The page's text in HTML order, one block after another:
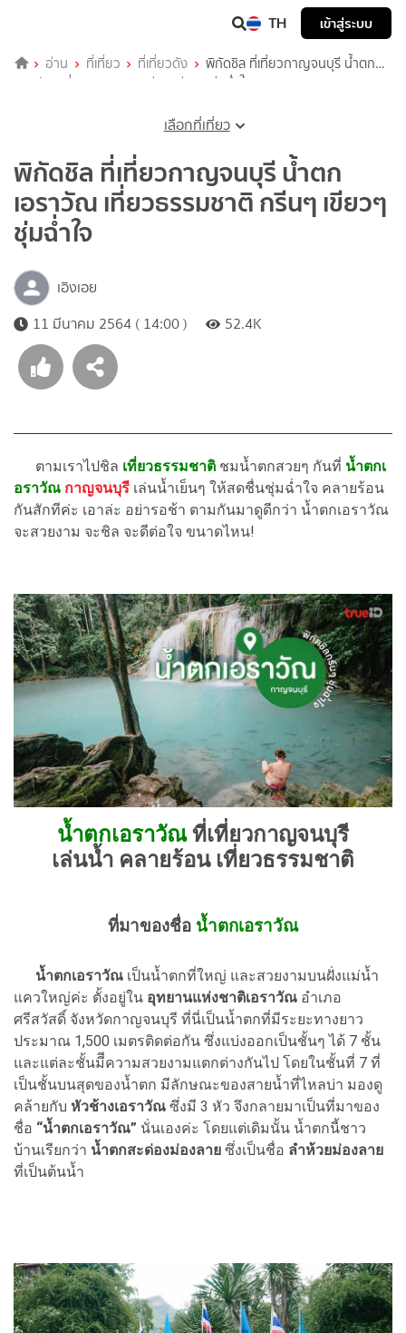
TH เข้าสู่ระบบ
อ่าน ที่เที่ยว ที่เที่ยวดัง
พิกัดชิล ที่เที่ยวกาญจนบุรี น้ำตก
เอราวัณ เที่ยวธรรมชาติ กรีนๆ เขียวๆ ชุ่มฉ่ำใจ
เลือกที่เที่ยว
พิกัดชิล ที่เที่ยวกาญจนบุรี น้ำตก
เอราวัณ เที่ยวธรรมชาติ กรีนๆ เขียวๆ
ชุ่มฉ่ำใจ
เอิงเอย
11 มีนาคม 2564 ( 14:00 )
52.4K
ตามเราไปชิล เที่ยวธรรมชาติ ชมน้ำตกสวยๆ กันที่ น้ำตกเ
อราวัณ กาญจนบุรี เล่นน้ำเย็นๆ ให้สดชื่นชุ่มฉ่ำใจ คลายร้อน
กันสักทีค่ะ เอาล่ะ อย่ารอช้า ตามกันมาดูดีกว่า น้ำตกเอราวัณ
จะสวยงาม จะชิล จะดีต่อใจ ขนาดไหน!
น้ำตกเอราวัณที่เที่ยวกาญจนบุรี
เล่นน้ำ คลายร้อน เที่ยวธรรมชาติ
ที่มาของชื่อ น้ำตกเอราวัณ
น้ำตกเอราวัณ เป็นน้ำตกที่ใหญ่ และสวยงามบนฝั่งแม่น้ำ
แควใหญ่ค่ะ ตั้งอยู่ใน อุทยานแห่งชาติเอราวัณ อำเภอ
ศรีสวัสดิ์ จังหวัดกาญจนบุรี ที่นี่เป็นน้ำตกที่มีระยะทางยาว
ประมาณ 1,500 เมตรติดต่อกัน ซึ่งแบ่งออกเป็นชั้นๆ ได้ 7 ชั้น
และแต่ละชั้นมีีความสวยงามแตกต่างกันไป โดยในชั้นที่ 7 ที่
เป็นชั้นบนสุดของน้ำตก มีลักษณะของสายน้ำที่ไหลบ่า มองดู
คล้ายกับ หัวช้างเอราวัณ ซึ่งมี 3 หัว จึงกลายมาเป็นที่มาของ
ชื่อ “น้ำตกเอราวัณ” นั่นเองค่ะ โดยแต่เดิมนั้น น้ำตกนี้ชาว
บ้านเรียกว่า น้ำตกสะด่องม่องลาย ซึ่งเป็นชื่อ ลำห้วยม่องลาย
ที่เป็นต้นน้ำ